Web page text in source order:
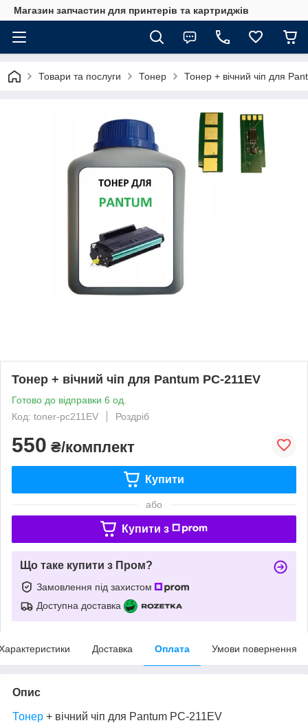
Магазин запчастин для принтерів та картриджів
Товари та послуги Тонер Тонер + вічний чіп для
Тонер + вічний чіп для Pantum PC-211EV
Готово до відправки 6 од.
Код: toner-pc211EV
Роздріб
550 ₴/комплект
Купити
або
Купити з
Що таке купити з Пром?
Замовлення під захистом
Доступна доставка
Доставка Оплата Умови повернення
Опис
Тонер + вічний чіп для Pantum PC-211EV